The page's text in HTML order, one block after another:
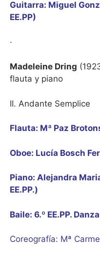
Guitarra: Miguel
EE.PP)
·
Madeleine Dring
flauta y piano
II. Andante Semplice
Flauta: Mª Paz
Oboe: Lucía Bosch
Piano: Alejandra
Baile: 6.º EE.PP.
Coreografía: Mª